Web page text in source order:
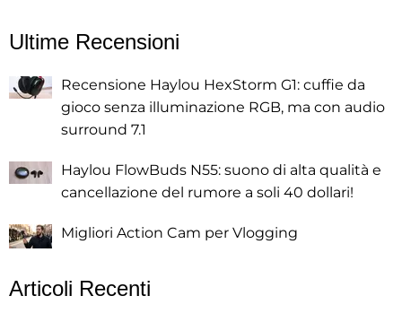
Ultime Recensioni
Recensione Haylou HexStorm G1: cuffie da
gioco senza illuminazione RGB, ma con audio
surround 7.1
Haylou FlowBuds N55: suono di alta qualità e
cancellazione del rumore a soli 40 dollari!
Migliori Action Cam per Vlogging
Articoli Recenti